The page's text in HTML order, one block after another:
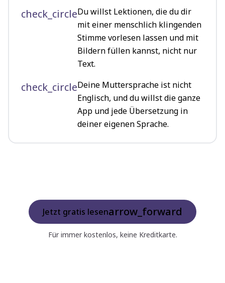
check_circleDu willst Lektionen, die du dir
mit einer menschlich klingenden
Stimme vorlesen lassen und mit
Bildern füllen kannst, nicht nur
Text.
check_circleDeine Muttersprache ist nicht
Englisch, und du willst die ganze
App und jede Übersetzung in
deiner eigenen Sprache.
Jetzt gratis lesenarrow_forward
Für immer kostenlos, keine Kreditkarte.